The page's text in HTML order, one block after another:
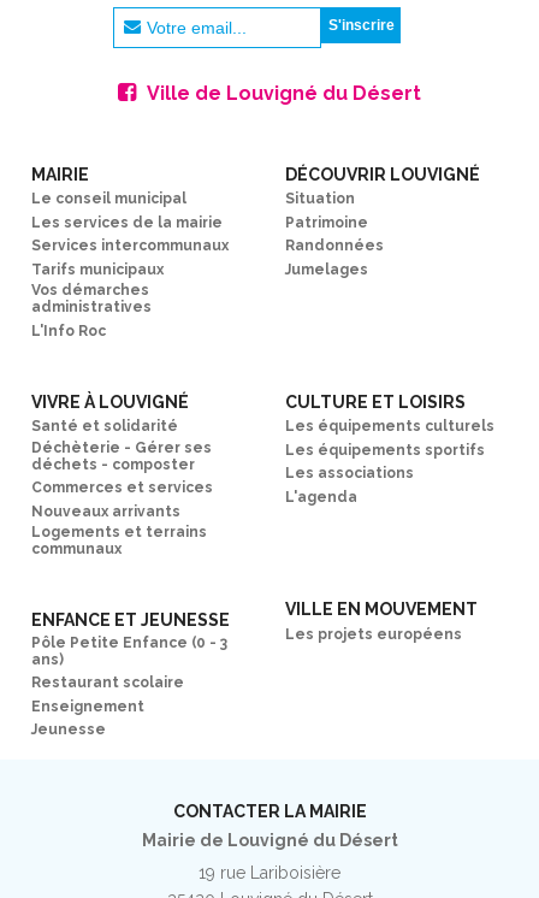
Ville de Louvigné du Désert
MAIRIE
Le conseil municipal
Les services de la mairie
Services intercommunaux
Tarifs municipaux
Vos démarches
administratives
L'Info Roc
DÉCOUVRIR LOUVIGNÉ
Situation
Patrimoine
Randonnées
Jumelages
VIVRE À LOUVIGNÉ
Santé et solidarité
Déchèterie - Gérer ses
déchets - composter
Commerces et services
Nouveaux arrivants
Logements et terrains
communaux
CULTURE ET LOISIRS
Les équipements culturels
Les équipements sportifs
Les associations
L'agenda
ENFANCE ET JEUNESSE
Pôle Petite Enfance (0 - 3
ans)
Restaurant scolaire
Enseignement
Jeunesse
VILLE EN MOUVEMENT
Les projets européens
CONTACTER LA MAIRIE
Mairie de Louvigné du Désert
19 rue Lariboisière